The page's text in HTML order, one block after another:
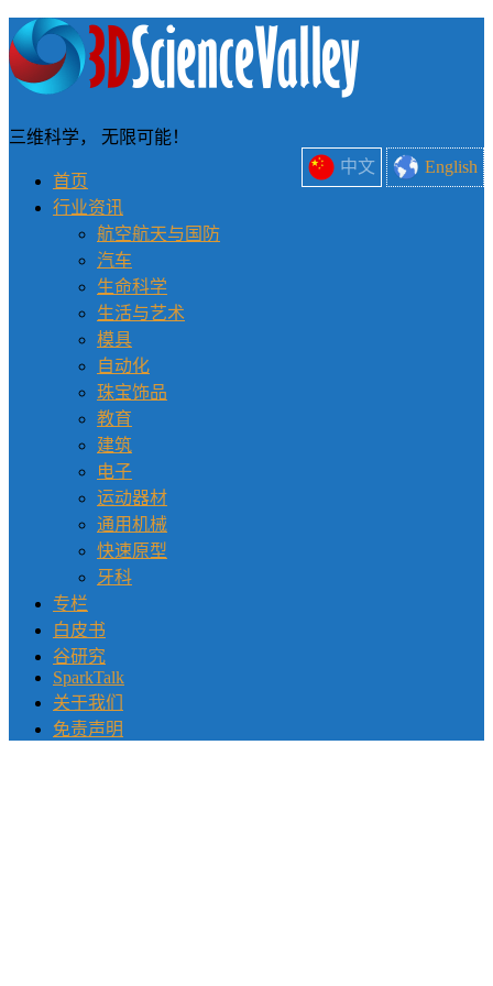
中文 English
三维科学， 无限可能！
首页
行业资讯
航空航天与国防
汽车
生命科学
生活与艺术
模具
自动化
珠宝饰品
教育
建筑
电子
运动器材
通用机械
快速原型
牙科
专栏
白皮书
谷研究
SparkTalk
关于我们
免责声明